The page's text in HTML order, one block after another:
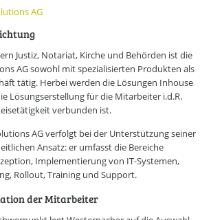
AG
Justiz, Notariat, Kirche und Behörden ist die
AG sowohl mit spezialisierten Produkten als
tätig. Herbei werden die Lösungen Inhouse
Lösungserstellung für die Mitarbeiter i.d.R.
verbunden ist.
AG verfolgt bei der Unterstützung seiner
Ansatz: er umfasst die Bereiche
Implementierung von IT-Systemen,
Rollout, Training und Support.
der Mitarbeiter